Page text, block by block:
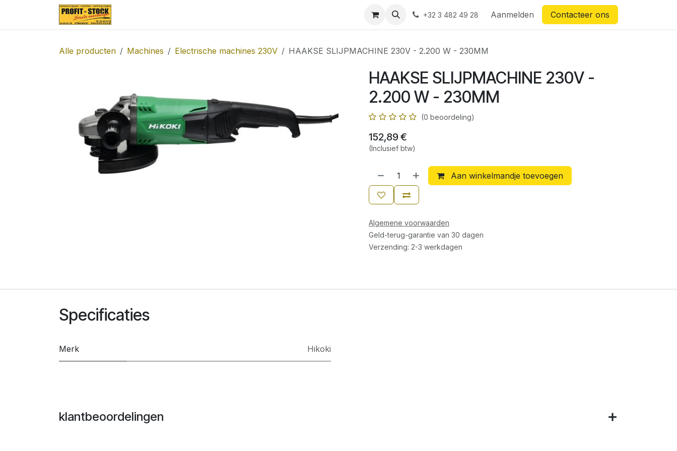
Overslaan naar inhoud
+32 3 482 49 28 Aanmelden Contacteer ons
Alle producten Machines Electrische machines 230V HAAKSE SLIJPMACHINE 230V - 2.200 W - 230MM
HAAKSE SLIJPMACHINE 230V -
2.200 W - 230MM
(0 beoordeling)
152,89€
(Inclusief btw)
Aan winkelmandje toevoegen
Algemene voorwaarden
Geld-terug-garantie van 30 dagen
Verzending: 2-3 werkdagen
Specificaties
Merk Hikoki
klantbeoordelingen